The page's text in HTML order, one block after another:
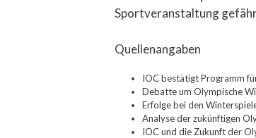
Sportveranstaltung
Quellenangaben
IOC bestätigt Programm
Debatte um Olympische
Erfolge bei den
Analyse der zukünftigen
IOC und die Zukunft der